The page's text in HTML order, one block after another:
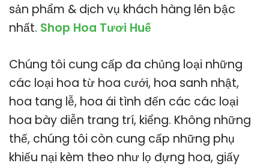
sản phẩm & dịch vụ khách hàng lên bậc
nhất. Shop Hoa Tươi Huế
Chúng tôi cung cấp đa chủng loại những
các loại hoa từ hoa cưới, hoa sanh nhật,
hoa tang lễ, hoa ái tình đến các các loại
hoa bày diễn trang trí, kiểng. Không những
thế, chúng tôi còn cung cấp những phụ
khiếu nại kèm theo như lọ đựng hoa, giấy